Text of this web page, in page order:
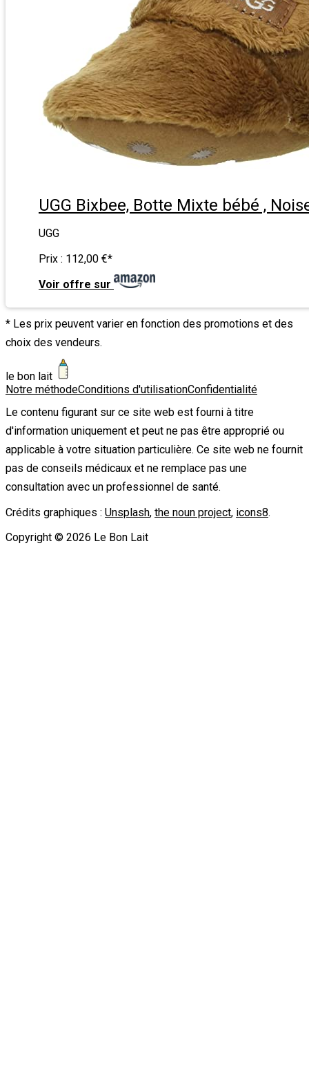
UGG Bixbee, Botte Mixte bébé ,
UGG
Prix : 112,00 €*
Voir offre sur
* Les prix peuvent varier en fonction des promotions et des
choix des vendeurs.
le bon lait
Notre méthodeConditions d'utilisationConfidentialité
Le contenu figurant sur ce site web est fourni à titre
d'information uniquement et peut ne pas être approprié ou
applicable à votre situation particulière. Ce site web ne fournit
pas de conseils médicaux et ne remplace pas une
consultation avec un professionnel de santé.
Crédits graphiques : Unsplash, the noun project, icons8.
Copyright © 2026 Le Bon Lait